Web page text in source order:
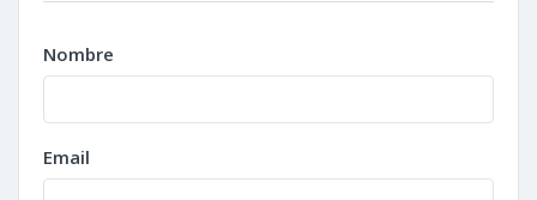
Nombre
Email